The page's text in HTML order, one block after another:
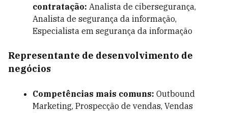
contratação: Analista de cibersegurança,
Analista de segurança da informação,
Especialista em segurança da informação
Representante de desenvolvimento de
negócios
Competências mais comuns: Outbound
Marketing, Prospecção de vendas, Vendas